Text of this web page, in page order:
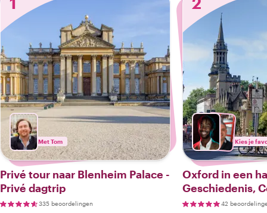
Met Tom
Privé tour naar Blenheim Palace -
Privé dagtrip
335 beoordelingen
Kies je
Oxford in een
Geschiedenis,
Kasseien
42